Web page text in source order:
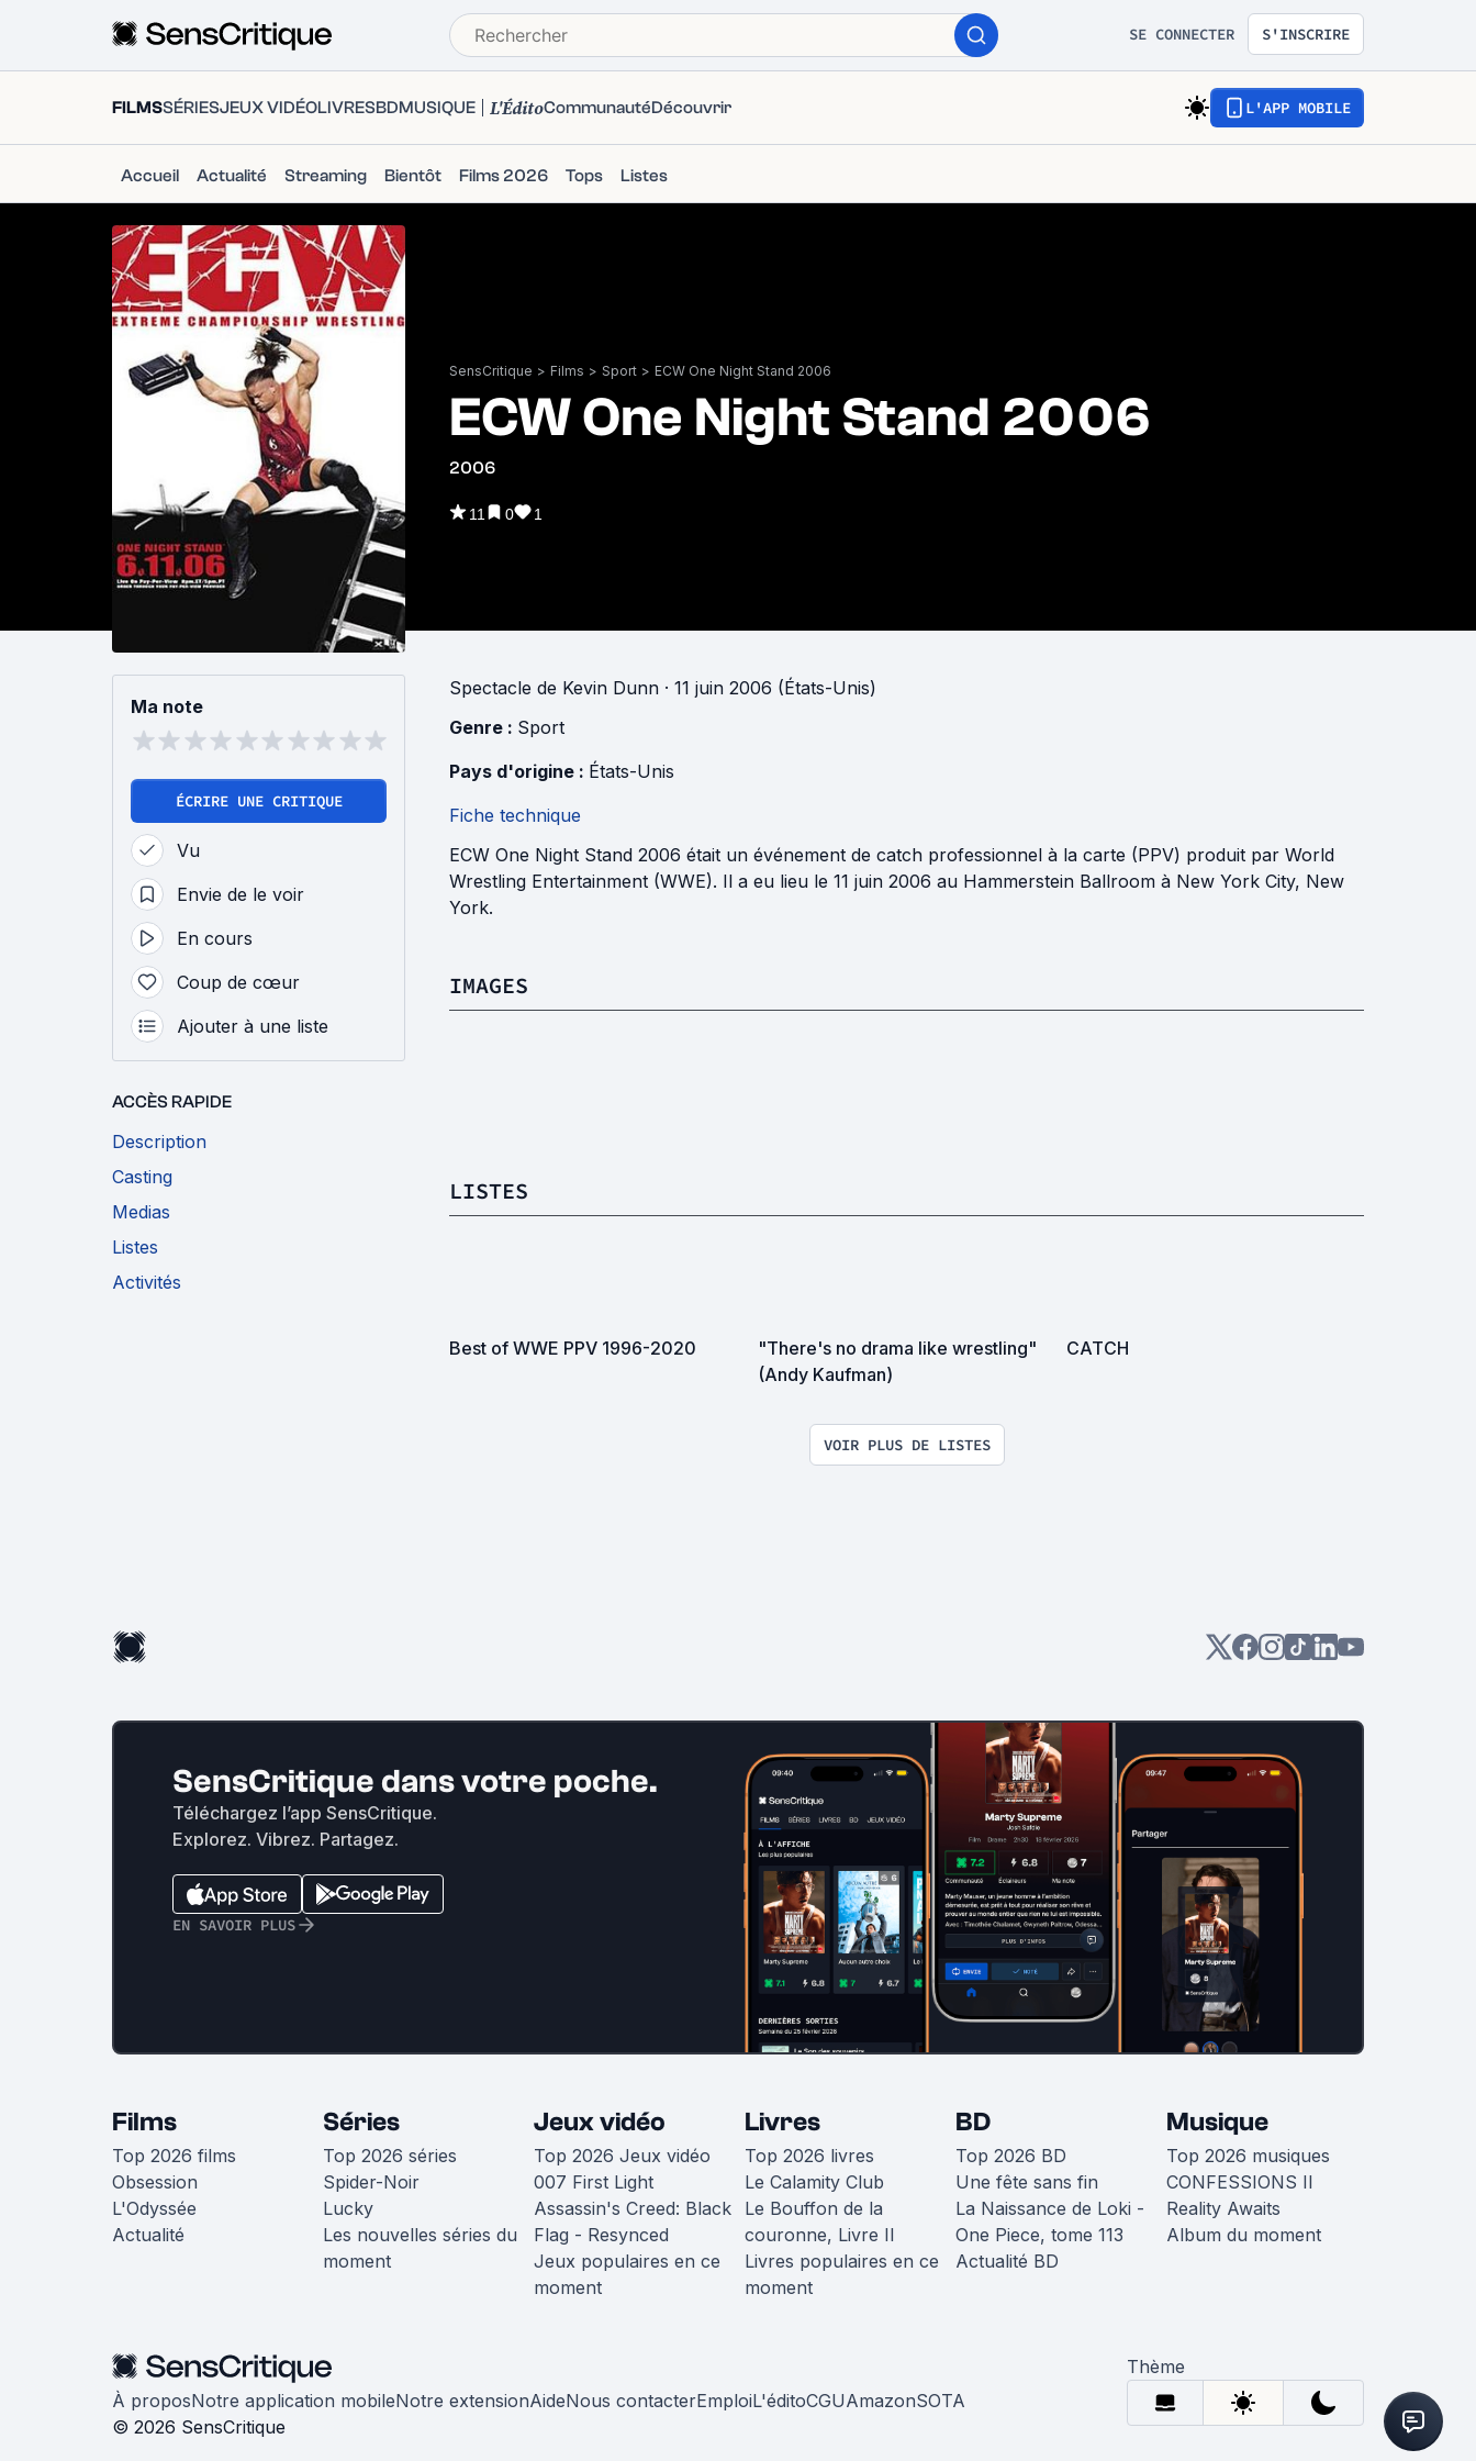
SE CONNECTER S'INSCRIRE
FILMSSÉRIESJEUX VIDÉOLIVRESBDMUSIQUE L'ÉditoCommunautéDécouvrir L'APP MOBILE
Accueil Actualité Streaming Bientôt Films 2026 Tops Listes
SensCritique > Films > Sport > ECW One Night Stand 2006
ECW One Night Stand 2006
2006
11 0 1
Ma note
ÉCRIRE UNE CRITIQUE
Vu
Envie de le voir
En cours
Coup de cœur
Ajouter à une liste
ACCÈS RAPIDE
Description
Casting
Medias
Listes
Activités
Spectacle de Kevin Dunn · 11 juin 2006 (États-Unis)
Genre : Sport
Pays d'origine : États-Unis
Fiche technique
ECW One Night Stand 2006 était un événement de catch professionnel à la carte (PPV) produit par World
Wrestling Entertainment (WWE). Il a eu lieu le 11 juin 2006 au Hammerstein Ballroom à New York City, New
York.
IMAGES
LISTES
Best of WWE PPV 1996-2020
"There's no drama like wrestling"
(Andy Kaufman)
CATCH
VOIR PLUS DE LISTES
SensCritique dans votre poche.
Téléchargez l’app SensCritique.
Explorez. Vibrez. Partagez.
EN SAVOIR PLUS
Films
Top 2026 films
Obsession
L'Odyssée
Actualité
Séries
Top 2026 séries
Spider-Noir
Lucky
Les nouvelles séries du
moment
Jeux vidéo
Top 2026 Jeux vidéo
007 First Light
Assassin's Creed: Black
Flag - Resynced
Jeux populaires en ce
moment
Livres
Top 2026 livres
Le Calamity Club
Le Bouffon de la
couronne, Livre II
Livres populaires en ce
moment
BD
Top 2026 BD
Une fête sans fin
La Naissance de Loki -
One Piece, tome 113
Actualité BD
Musique
Top 2026 musiques
CONFESSIONS II
Reality Awaits
Album du moment
À proposNotre application mobileNotre extensionAideNous contacterEmploiL'éditoCGUAmazonSOTA
© 2026 SensCritique
Thème